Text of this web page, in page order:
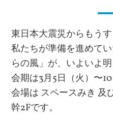
東日本大震災からもうす
私たちが準備を進めて
らの風」が、いよいよ
会期は3月5日（火）〜10
会場は スペースみき 及
幹2Fです。